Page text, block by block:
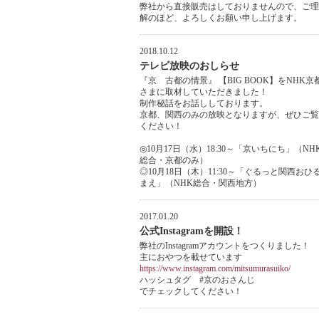
弊社から直接販売はしておりませんので、ご理
解のほど、よろしくお願い申し上げます。
2018.10.12
テレビ放映のおしらせ
『京 古都の情景』 【BIG BOOK】をNHK京
さまに取材していただきました！
制作秘話をお話ししております。
京都、関西のみの放映となりますが、ぜひご覧
ください！
◎10月17日（水）18:30～「京いちにち」（
総合・京都のみ）
◎10月18日（木）11:30～「ぐるっと関西おひ
まえ」（NHK総合・関西地方）
2017.01.20
公式Instagramを開設！
弊社のInstagramアカウントをつくりました！
主におやつを載せています
https://www.instagram.com/mitsumurasuiko/
ハッシュタグ #京のおさんじ
でチェックしてください！